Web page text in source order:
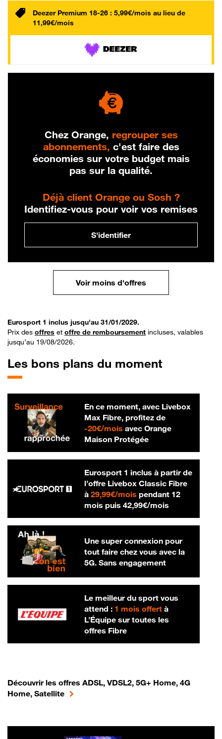
Deezer Premium 18-26 : 5,99€/mois au lieu de
11,99€/mois
Chez Orange, regrouper ses
abonnements, c'est faire des
économies sur votre budget mais
pas sur la qualité.
Déjà client Orange ou Sosh ?
Identifiez-vous pour voir vos remises
S'identifier
Voir moins d'offres
Eurosport 1 inclus jusqu'au 31/01/2029.
Prix des offres et offre de remboursement incluses, valables
jusqu’au 19/08/2026.
Les bons plans du moment
En ce moment, avec Livebox
Max Fibre, profitez de
-20€/mois20 € par mois
avec Orange
Maison Protégée
Eurosport 1 inclus à partir de
l’offre Livebox Classic Fibre
à 29,99€/mois29,99 € par mois
pendant 12
mois puis 42,99€/mois42,99 € par
Une super connexion pour
tout faire chez vous avec la
5G. Sans engagement
Le meilleur du sport vous
attend : 1 mois offertà
L’Équipe sur toutes les
offres Fibre
Découvrir les offres ADSL, VDSL2, 5G+ Home, 4G
Home, Satellite